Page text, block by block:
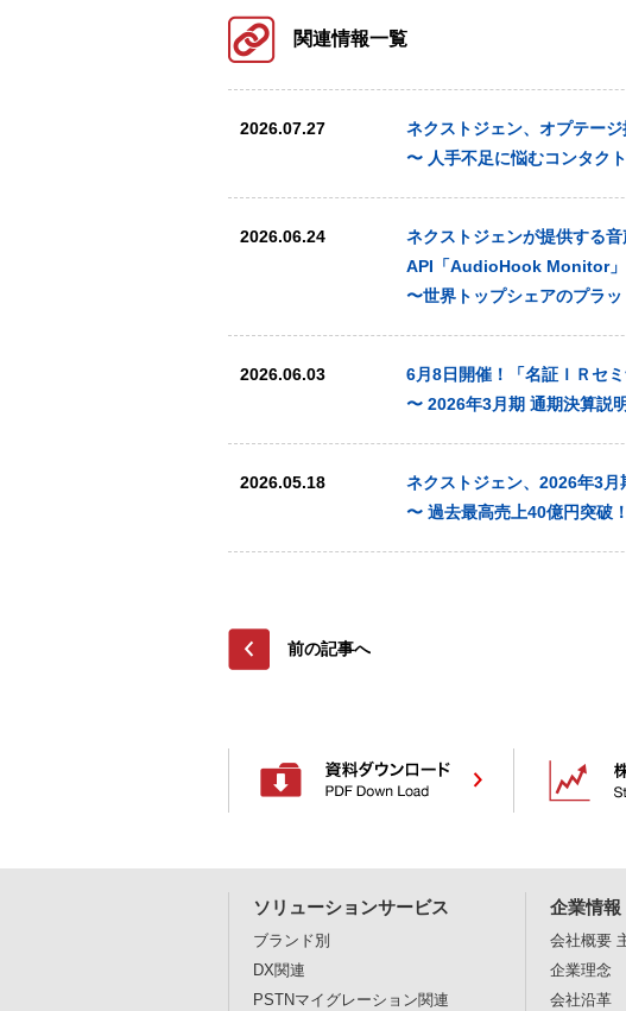
関連情報一覧
2026.07.27
ネクストジェン、オプテー
〜 人手不足に悩むコンタク
2026.06.24
ネクストジェンが提供する
API「AudioHook Monitor
〜世界トップシェアのプラ
2026.06.03
6月8日開催！「名証ＩＲセ
〜 2026年3月期 通期決算説
2026.05.18
ネクストジェン、2026年3
〜 過去最高売上40億円突破
前の記事へ
ソリューションサービス
ブランド別
DX関連
PSTNマイグレーション関連
企業情報
会社概要
企業理念
会社沿革